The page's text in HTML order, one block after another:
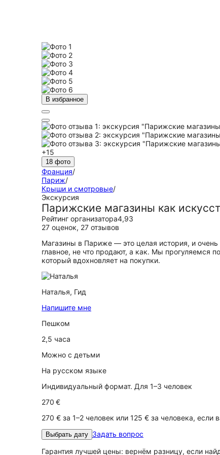
В избранное
+15
18 фото
Франция/
Париж/
Крыши и смотровые/
Экскурсия
Парижские магазины как
Рейтинг организатора4,93
27 оценок, 27 отзывов
Магазины в Париже — это целая история, и очень
главное, не что продают, а как. Мы
который вдохновляет на покупки.
Наталья, Гид
Напишите мне
Пешком
2,5 часа
Можно с детьми
На русском языке
Индивидуальный формат. Для 1–3 человек
270 €
270 € за 1–2 человек или 125 € за человека, если
Выбрать дату Задать вопрос
Гарантия лучшей цены: вернём разницу, если